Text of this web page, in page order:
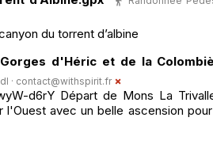
du torrent d’albine
d'Héric et de la
· contact@withspirit.fr
d6rY Départ de Mons La
l'Ouest avec un belle ascension